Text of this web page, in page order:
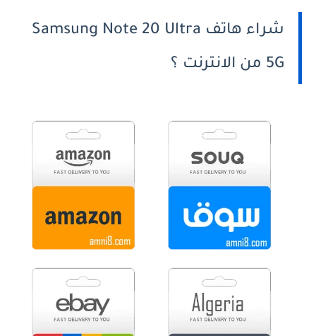
شراء هاتف Samsung Note 20 Ultra
5G من الانترنت ؟